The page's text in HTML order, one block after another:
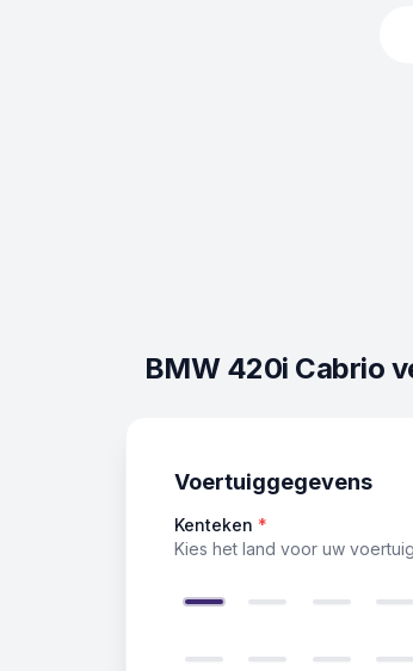
BMW 420i Cabrio
Voertuiggegevens
Kenteken *
Kies het land voor uw voertuig